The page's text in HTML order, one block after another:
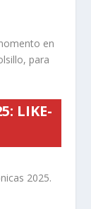
en
para
LIKE-
2025.